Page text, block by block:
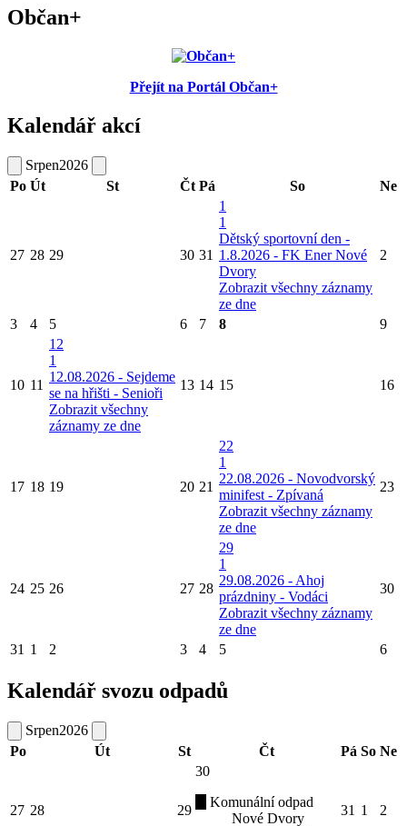
Občan+
Přejít na Portál Občan+
Kalendář akcí
Srpen2026
Po Út St Čt Pá So Ne
27 28 29 30 31
1
1
Dětský sportovní den -
1.8.2026 - FK Ener Nové
Dvory
Zobrazit všechny záznamy
ze dne
2
3 4 5 6 7 8 9
10 11
12
1
12.08.2026 - Sejdeme
se na hřišti - Senioři
Zobrazit všechny
záznamy ze dne
13 14 15 16
17 18 19 20 21
22
1
22.08.2026 - Novodvorský
minifest - Zpívaná
Zobrazit všechny záznamy
ze dne
23
24 25 26 27 28
29
1
29.08.2026 - Ahoj
prázdniny - Vodáci
Zobrazit všechny záznamy
ze dne
30
31 1 2 3 4 5 6
Kalendář svozu odpadů
Srpen2026
Po
Út St Čt Pá So Ne
27 28 29
30
Komunální odpad
Nové Dvory
31 1 2